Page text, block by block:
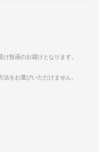
投函のお届けとなります。
をお選びいただけません。